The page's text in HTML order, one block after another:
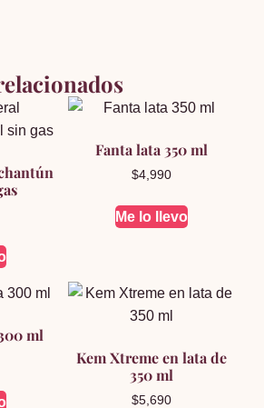
Fanta lata 350 ml
$4,990
Me lo llevo
ml
Kem Xtreme en lata de
350 ml
$5,690